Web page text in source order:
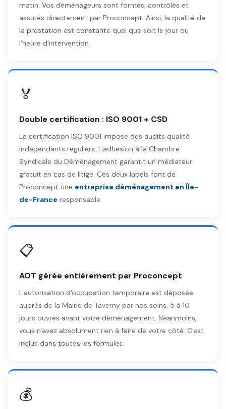
matin. Vos déménageurs sont formés, contrôlés et
assurés directement par Proconcept. Ainsi, la qualité de
la prestation est constante quel que soit le jour ou
l'heure d'intervention.
🏅
Double certification : ISO 9001 + CSD
La certification ISO 9001 impose des audits qualité
indépendants réguliers. L'adhésion à la Chambre
Syndicale du Déménagement garantit un médiateur
gratuit en cas de litige. Ces deux labels font de
Proconcept une entreprise déménagement en Île-
de-France responsable.
📋
AOT gérée entièrement par Proconcept
L'autorisation d'occupation temporaire est déposée
auprès de la Mairie de Taverny par nos soins, 5 à 10
jours ouvrés avant votre déménagement. Néanmoins,
vous n'avez absolument rien à faire de votre côté. C'est
inclus dans toutes les formules.
💰